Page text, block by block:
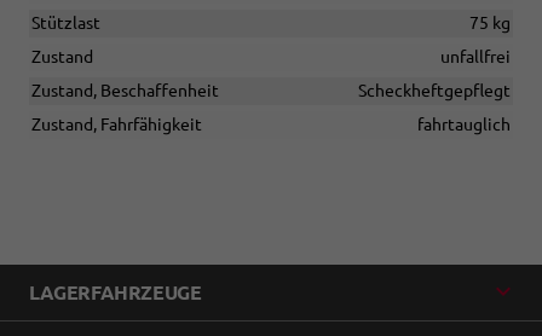
Stützlast
75 kg
Zustand
unfallfrei
Zustand, Beschaffenheit
Scheckheftgepflegt
Zustand, Fahrfähigkeit
fahrtauglich
LAGERFAHRZEUGE